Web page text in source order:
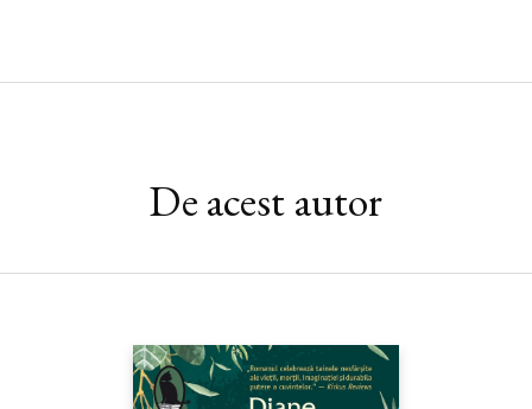
De acest autor